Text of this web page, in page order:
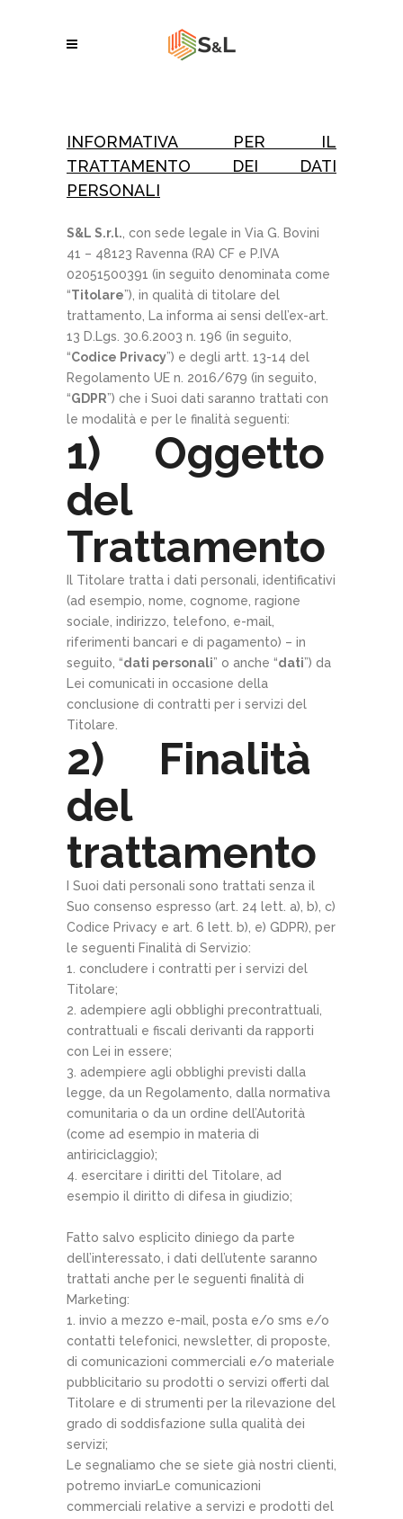
INFORMATIVA PER IL
TRATTAMENTO DEI DATI
PERSONALI
S&L S.r.l. , con sede legale in Via G. Bovini
41 – 48123 Ravenna (RA) CF e P.IVA
02051500391 (in seguito denominata come
“Titolare”), in qualità di titolare del
trattamento, La informa ai sensi dell’ex-art.
13 D.Lgs. 30.6.2003 n. 196 (in seguito,
“Codice Privacy”) e degli artt. 13-14 del
Regolamento UE n. 2016/679 (in seguito,
“GDPR”) che i Suoi dati saranno trattati con
le modalità e per le finalità seguenti:
1) Oggetto
del
Trattamento
Il Titolare tratta i dati personali, identificativi
(ad esempio, nome, cognome, ragione
sociale, indirizzo, telefono, e-mail,
riferimenti bancari e di pagamento) – in
seguito, “dati personali” o anche “dati”) da
Lei comunicati in occasione della
conclusione di contratti per i servizi del
Titolare.
2) Finalità
del
trattamento
I Suoi dati personali sono trattati senza il
Suo consenso espresso (art. 24 lett. a), b), c)
Codice Privacy e art. 6 lett. b), e) GDPR), per
le seguenti Finalità di Servizio:
concludere i contratti per i servizi del
Titolare;
adempiere agli obblighi precontrattuali,
contrattuali e fiscali derivanti da rapporti
con Lei in essere;
adempiere agli obblighi previsti dalla
legge, da un Regolamento, dalla normativa
comunitaria o da un ordine dell’Autorità
(come ad esempio in materia di
antiriciclaggio);
esercitare i diritti del Titolare, ad
esempio il diritto di difesa in giudizio;
Fatto salvo esplicito diniego da parte
dell’interessato, i dati dell’utente saranno
trattati anche per le seguenti finalità di
Marketing:
invio a mezzo e-mail, posta e/o sms e/o
contatti telefonici, newsletter, di proposte,
di comunicazioni commerciali e/o materiale
pubblicitario su prodotti o servizi offerti dal
Titolare e di strumenti per la rilevazione del
grado di soddisfazione sulla qualità dei
servizi;
Le segnaliamo che se siete già nostri clienti,
potremo inviarLe comunicazioni
commerciali relative a servizi e prodotti del